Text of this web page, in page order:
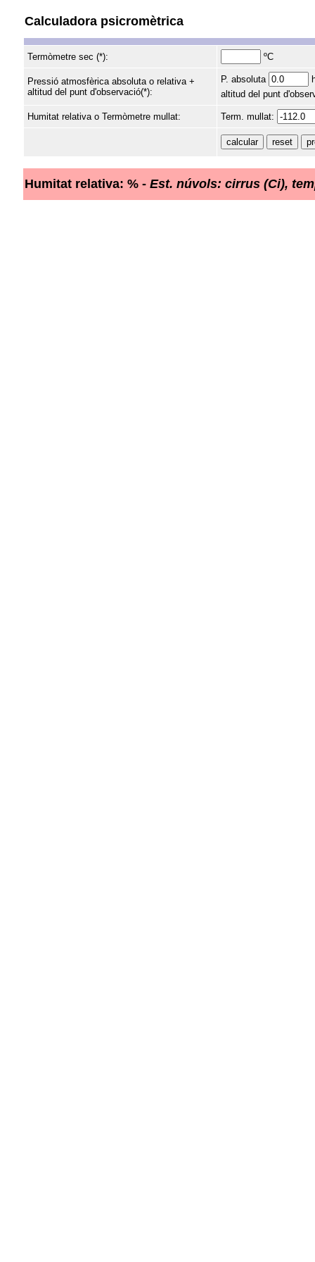
Calculadora psicromètrica
Termòmetre sec (*): ºC
Pressió atmosfèrica absoluta o relativa +
altitud del punt d'observació(*):
P. absoluta
altitud del punt
Humitat relativa o Termòmetre mullat: Term. mullat:
Humitat relativa: % - Est. núvols: cirrus (Ci),